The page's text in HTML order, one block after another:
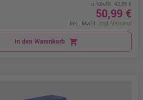
o. MwSt. 42,85 €
50,99 €
inkl. MwSt. zzgl. Versand
In den Warenkorb shopping_cart